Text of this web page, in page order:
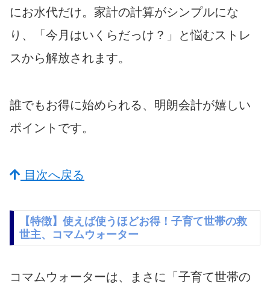
にお水代だけ。家計の計算がシンプルにな
り、「今月はいくらだっけ？」と悩むストレ
スから解放されます。
誰でもお得に始められる、明朗会計が嬉しい
ポイントです。
目次へ戻る
【特徴】使えば使うほどお得！子育て世帯の救
世主、コマムウォーター
コマムウォーターは、まさに「子育て世帯の